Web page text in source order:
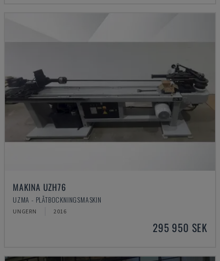
MAKINA UZH76
UZMA - PLÅTBOCKNINGSMASKIN
UNGERN 2016
295 950 SEK